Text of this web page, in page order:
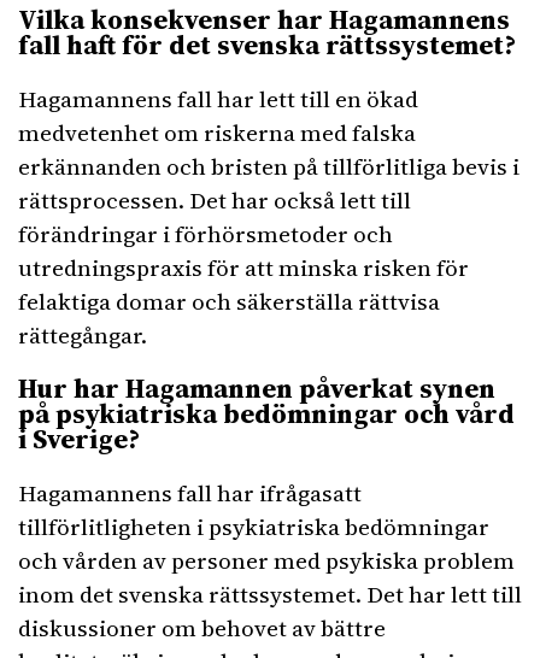
Vilka konsekvenser har Hagamannens
fall haft för det svenska rättssystemet?
Hagamannens fall har lett till en ökad
medvetenhet om riskerna med falska
erkännanden och bristen på tillförlitliga bevis i
rättsprocessen. Det har också lett till
förändringar i förhörsmetoder och
utredningspraxis för att minska risken för
felaktiga domar och säkerställa rättvisa
rättegångar.
Hur har Hagamannen påverkat synen
på psykiatriska bedömningar och vård
i Sverige?
Hagamannens fall har ifrågasatt
tillförlitligheten i psykiatriska bedömningar
och vården av personer med psykiska problem
inom det svenska rättssystemet. Det har lett till
diskussioner om behovet av bättre